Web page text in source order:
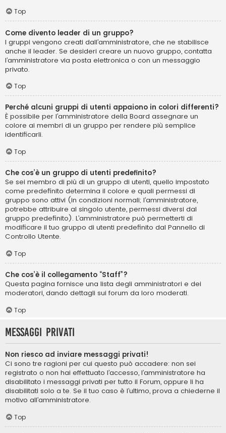
Top
Come divento leader di un gruppo?
I gruppi vengono creati dall’amministratore, che ne stabilisce
anche il leader. Se desideri creare un nuovo gruppo, contatta
l’amministratore via posta elettronica o con un messaggio
privato.
Top
Perché alcuni gruppi di utenti appaiono in colori differenti?
È possibile per l’amministratore della Board assegnare un
colore ai membri di un gruppo per rendere più semplice
identificarli.
Top
Che cos’è un gruppo di utenti predefinito?
Se sei membro di più di un gruppo di utenti, quello impostato
come predefinito determina il colore e quali permessi di
gruppo sono attivi (in condizioni normali; l’amministratore,
potrebbe attribuire al singolo utente, permessi diversi dal
gruppo predefinito). L’amministratore può permetterti di
modificare il tuo gruppo di utenti predefinito dal Pannello di
Controllo Utente.
Top
Che cos’è il collegamento “Staff”?
Questa pagina fornisce una lista degli amministratori e dei
moderatori, dando dettagli sui forum da loro moderati.
Top
Messaggi privati
Non riesco ad inviare messaggi privati!
Ci sono tre ragioni per cui questo può accadere: non sei
registrato o non hai effettuato l’accesso, l’amministratore ha
disabilitato i messaggi privati per tutto il Forum, oppure li ha
disabilitati solo a te. Se il tuo caso è l’ultimo, prova a chiederne il
motivo all’amministratore.
Top